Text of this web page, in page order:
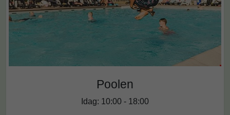
Poolen
Idag: 10:00 - 18:00